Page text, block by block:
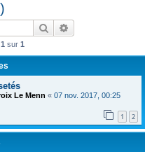
r
Rechercher
1 sur 1
Le Menn « 07 nov. 2017, 00:25
1 2